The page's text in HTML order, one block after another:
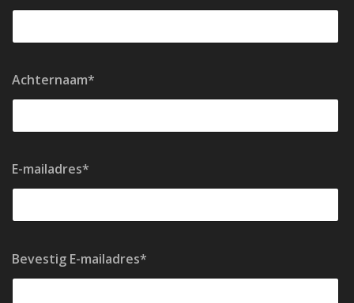
Achternaam*
E-mailadres*
Bevestig E-mailadres*